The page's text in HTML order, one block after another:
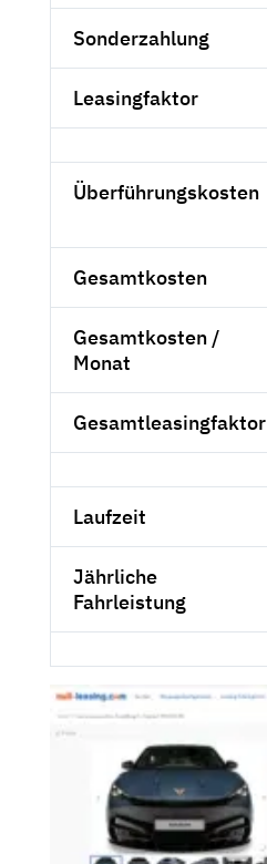
Sonderzahlung
Leasingfaktor
Überführungskosten
Gesamtkosten
Gesamtkosten /
Monat
Gesamtleasingfaktor
Laufzeit
Jährliche
Fahrleistung